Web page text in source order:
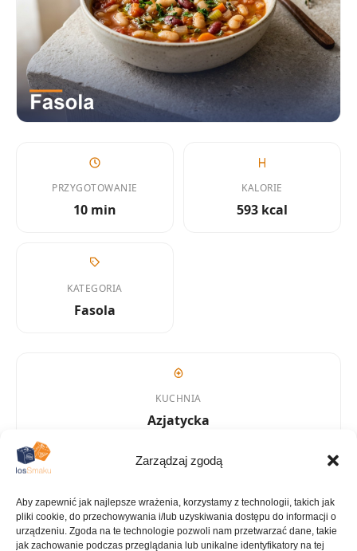
Zarządzaj zgodą
Aby zapewnić jak najlepsze wrażenia, korzystamy z technologii, takich jak
pliki cookie, do przechowywania i/lub uzyskiwania dostępu do informacji o
urządzeniu. Zgoda na te technologie pozwoli nam przetwarzać dane, takie
jak zachowanie podczas przeglądania lub unikalne identyfikatory na tej
PRZYGOTOWANIE
10 min
KALORIE
593 kcal
KATEGORIA
Fasola
KUCHNIA
Azjatycka
ILOŚĆ PORCJI
~4 porcje